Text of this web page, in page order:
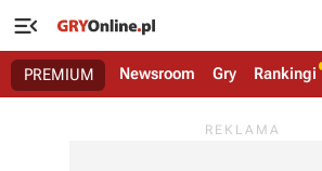

PREMIUM Newsroom Gry Rankingi